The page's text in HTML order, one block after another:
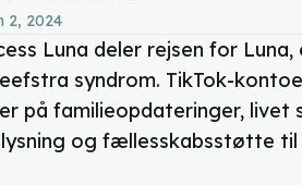
2, 2024
Luna deler rejsen for
syndrom. TikTok-
på familieopdateringer, livet
og fællesskabsstøtte